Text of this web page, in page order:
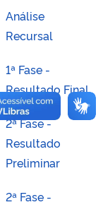
Análise
Recursal
1ª Fase -
Resultado Final
2ª Fase -
Resultado
Preliminar
2ª Fase -